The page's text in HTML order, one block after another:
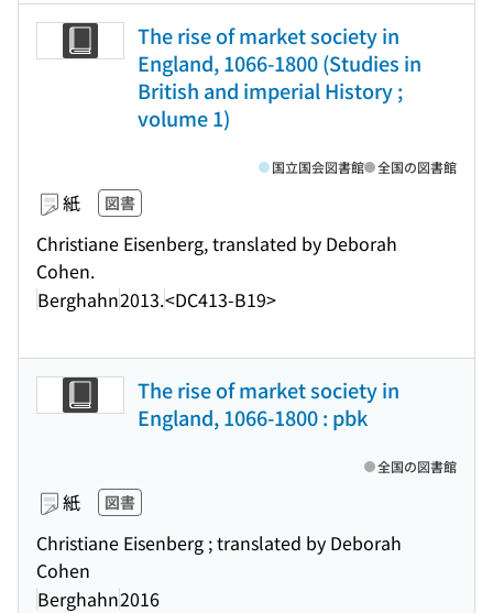
The rise of market society in
England, 1066-1800 (Studies in
British and imperial History ;
volume 1)
紙 図書
Christiane Eisenberg, translated by Deborah
Cohen.
Berghahn2013.<DC413-B19>
国立国会図書館 全国の図書館
The rise of market society in
England, 1066-1800 : pbk
紙 図書
Christiane Eisenberg ; translated by Deborah
Cohen
Berghahn2016
全国の図書館